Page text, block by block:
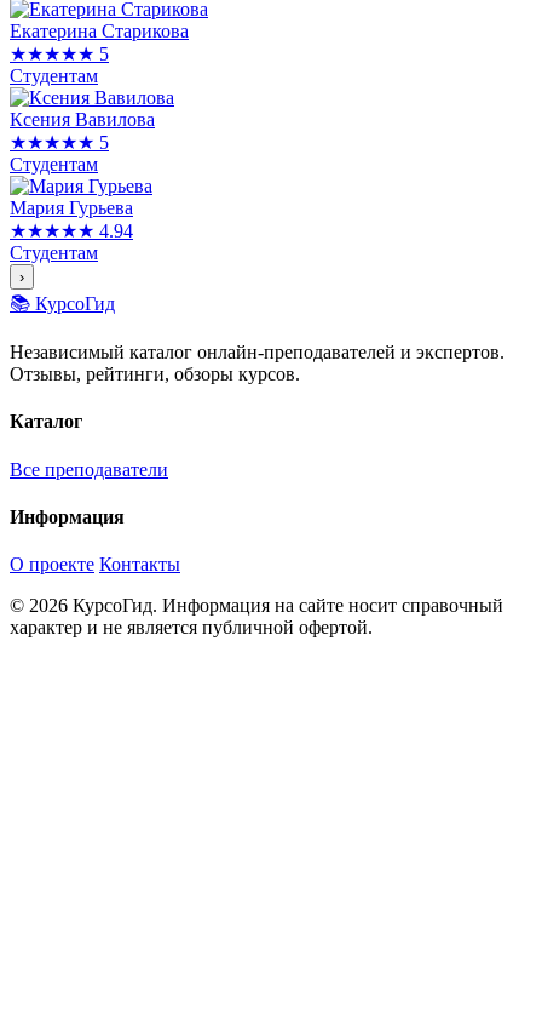
Екатерина Старикова
★★★★★ 5
Студентам
Ксения Вавилова
★★★★★ 5
Студентам
Мария Гурьева
★★★★★ 4.94
Студентам
›
📚 КурсоГид
Независимый каталог онлайн-преподавателей и экспертов.
Отзывы, рейтинги, обзоры курсов.
Каталог
Все преподаватели
Информация
О проекте Контакты
© 2026 КурсоГид. Информация на сайте носит справочный
характер и не является публичной офертой.